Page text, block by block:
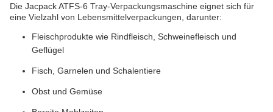
Die Jacpack ATFS-6 Tray-Verpackungsmaschine eignet sich für
eine Vielzahl von Lebensmittelverpackungen, darunter:
Fleischprodukte wie Rindfleisch, Schweinefleisch und
Geflügel
Fisch, Garnelen und Schalentiere
Obst und Gemüse